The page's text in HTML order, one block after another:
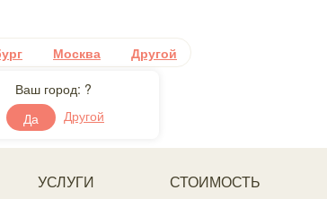
проспект, 130
Москва
Другой
Ваш город: ?
Да
Другой
УСЛУГИ СТОИМОСТЬ